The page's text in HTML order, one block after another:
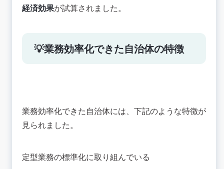
経済効果が試算されました。
💡業務効率化できた自治体の特徴
業務効率化できた自治体には、下記のような特徴が
見られました。
定型業務の標準化に取り組んでいる